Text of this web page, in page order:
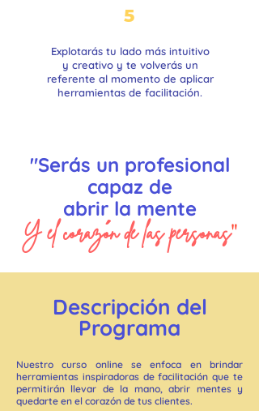
5
Explotarás tu lado más intuitivo
y creativo y te volverás un
referente al momento de aplicar
herramientas de facilitación.
"Serás un profesional
capaz de
abrir la mente
Y el corazón de las personas"
´
Descripción del
Programa
Nuestro curso online se enfoca en brindar
herramientas inspiradoras de facilitación que te
permitirán llevar de la mano, abrir mentes y
quedarte en el corazón de tus clientes.